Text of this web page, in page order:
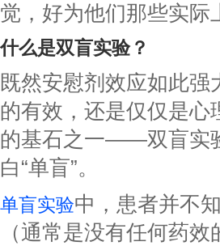
觉，好为他们那些实
什么是双盲实验？
既然安慰剂效应如此
的有效，还是仅仅是
的基石之一——双盲实
白“单盲”。
单盲实验中，患者并不
（通常是没有任何药